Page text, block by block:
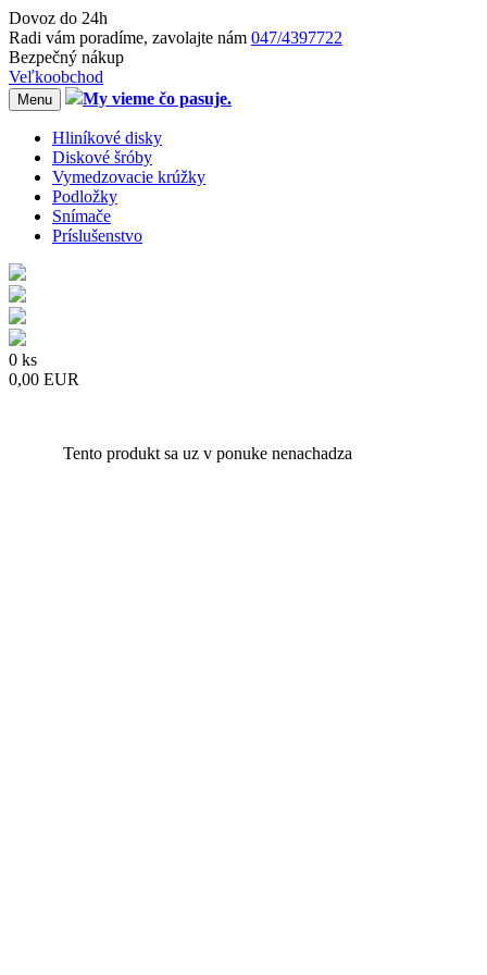
Dovoz do 24h
Radi vám poradíme, zavolajte nám 047/4397722
Bezpečný nákup
Veľkoobchod
Menu My vieme čo pasuje.
Hliníkové disky
Diskové šróby
Vymedzovacie krúžky
Podložky
Snímače
Príslušenstvo
0 ks
0,00 EUR
Tento produkt sa uz v ponuke nenachadza